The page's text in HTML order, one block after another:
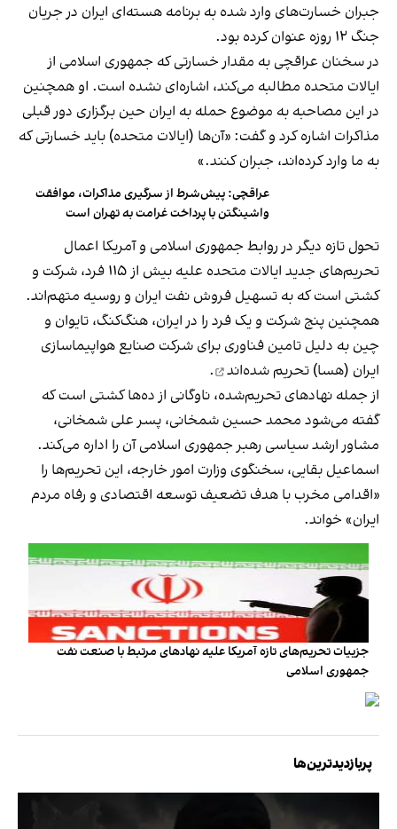
جبران خسارت‌های وارد شده به برنامه هسته‌ای ایران در جریان
جنگ ۱۲ روزه عنوان کرده بود.
در سخنان عراقچی به مقدار خسارتی که جمهوری اسلامی از
ایالات متحده مطالبه می‌کند، اشاره‌ای نشده است. او همچنین
در این مصاحبه به موضوع حمله به ایران حین برگزاری دور قبلی
مذاکرات اشاره کرد و گفت: «آن‌ها (ایالات متحده) باید خسارتی که
به ما وارد کرده‌اند، جبران کنند.»
عراقچی: پیش‌شرط از سرگیری مذاکرات، موافقت
واشینگتن با پرداخت غرامت به تهران است
تحول تازه‌ دیگر در روابط جمهوری اسلامی و آمریکا اعمال
تحریم‌های جدید ایالات متحده علیه بیش از ۱۱۵ فرد، شرکت و
کشتی است که به تسهیل فروش نفت ایران و روسیه متهم‌اند.
همچنین پنج شرکت و یک فرد را در ایران، هنگ‌کنگ، تایوان و
چین به دلیل تامین فناوری برای شرکت صنایع هواپیماسازی
ایران (هسا) تحریم شده‌اند
.
از جمله نهادهای تحریم‌شده، ناوگانی از ده‌ها کشتی است که
گفته می‌شود محمد حسین شمخانی، پسر علی شمخانی،
مشاور ارشد سیاسی رهبر جمهوری اسلامی آن را اداره می‌کند.
اسماعیل بقایی، سخنگوی وزارت امور خارجه، این تحریم‌ها را
«اقدامی مخرب با هدف تضعیف توسعه اقتصادی و رفاه مردم
ایران» خواند.
جزییات تحریم‌های تازه آمریکا علیه نهادهای مرتبط با صنعت نفت
جمهوری اسلامی
پربازدیدترین‌ها